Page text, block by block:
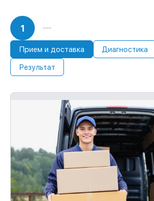
1
Прием и доставка Диагностика
Результат